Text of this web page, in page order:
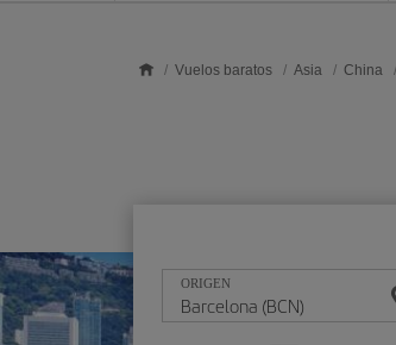
Vuelos baratos Asia China
ORIGEN